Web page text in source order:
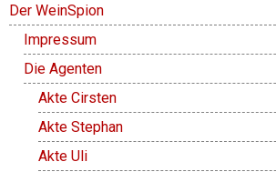
Der WeinSpion
Impressum
Die Agenten
Akte Cirsten
Akte Stephan
Akte Uli